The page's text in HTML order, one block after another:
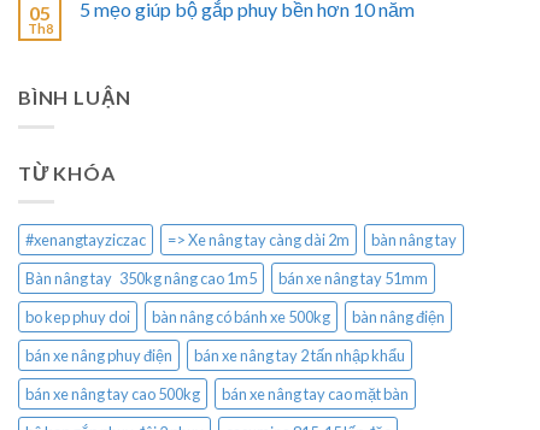
05
Th8
5 mẹo giúp bộ gắp phuy bền hơn 10 năm
BÌNH LUẬN
TỪ KHÓA
#xenangtayziczac => Xe nâng tay càng dài 2m
bàn nâng tay
Bàn nâng tay 350kg nâng cao 1m5
bán xe nâng tay 51mm
bo kep phuy doi
bàn nâng có bánh xe 500kg
bàn nâng điện
bán xe nâng phuy điện
bán xe nâng tay 2 tấn nhập khẩu
bán xe nâng tay cao 500kg
bán xe nâng tay cao mặt bàn